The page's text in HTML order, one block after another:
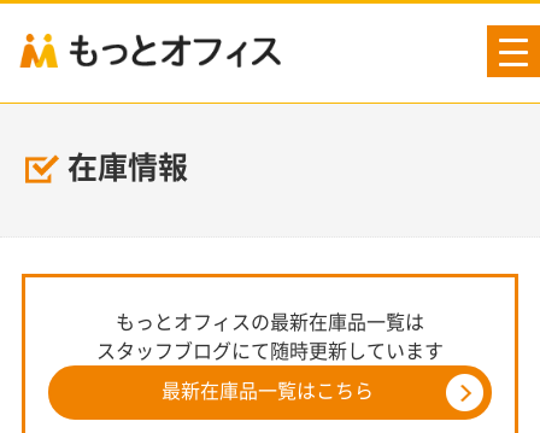
在庫情報
もっとオフィスの最新在庫品一覧は
スタッフブログにて随時更新しています
最新在庫品一覧はこちら